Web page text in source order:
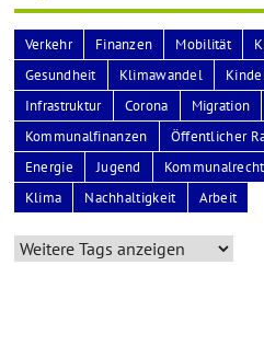
Verkehr Finanzen Mobilität
Gesundheit
Klimawandel
Infrastruktur
Corona Migration
Kommunalfinanzen
Öffentlicher
Energie
Jugend Kommunalrecht
Klima
Nachhaltigkeit Arbeit